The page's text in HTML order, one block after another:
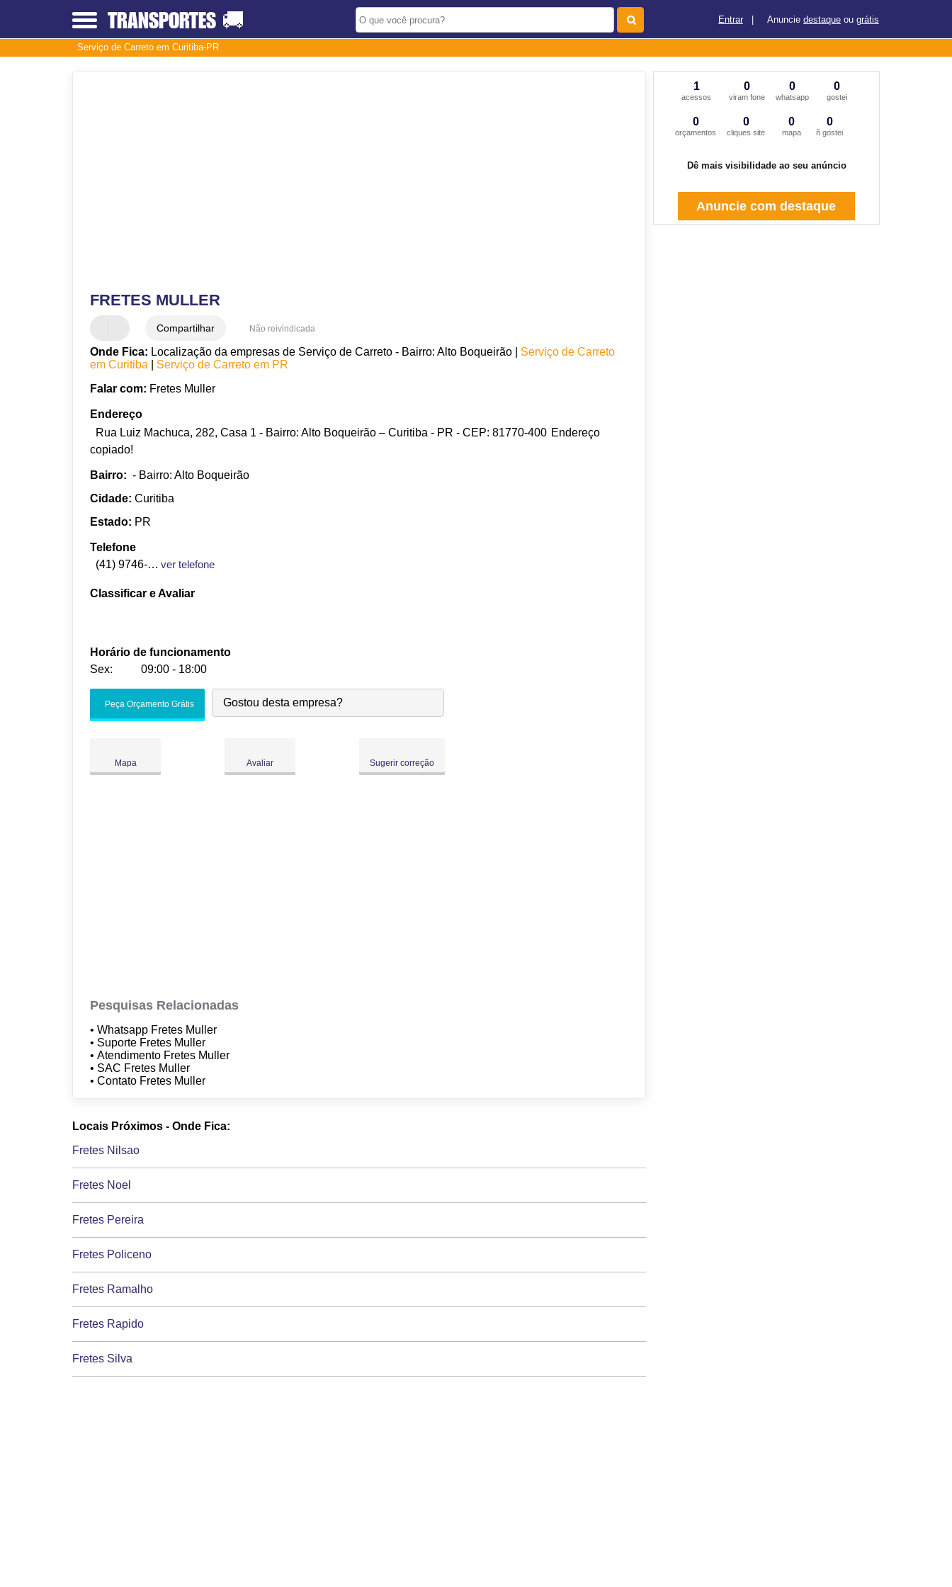
TRANSPORTES 🚚 Entrar Anuncie destaque ou grátis
Serviço de Carreto em Curitiba-PR
FRETES MULLER
Compartilhar Não reivindicada
Onde Fica: Localização da empresas de Serviço de Carreto - Bairro: Alto Boqueirão | Serviço de Carreto
em Curitiba
Serviço de Carreto em PR
Falar com: Fretes Muller
Endereço
Rua Luiz Machuca, 282, Casa 1 - Bairro: Alto Boqueirão – Curitiba - PR - CEP: 81770-400 Endereço
copiado!
Bairro: - Bairro: Alto Boqueirão
Cidade: Curitiba
Estado: PR
Telefone
(41) 9746-2088
ver telefone
Classificar e Avaliar
Horário de funcionamento
Sex:
09:00 - 18:00
Sex:
Peça Orçamento Grátis Gostou desta empresa?
Mapa Avaliar Sugerir correção
Pesquisas Relacionadas
• Whatsapp Fretes Muller
• Suporte Fretes Muller
• Atendimento Fretes Muller
• SAC Fretes Muller
• Contato Fretes Muller
Locais Próximos - Onde Fica:
Fretes Nilsao
Fretes Noel
Fretes Pereira
Fretes Policeno
Fretes Ramalho
Fretes Rapido
Fretes Silva
1
acessos
0
viram fone
0
whatsapp
0
gostei
0
orçamentos
0
cliques site
0
mapa
0
ñ gostei
Dê mais visibilidade ao seu anúncio
Anuncie com destaque